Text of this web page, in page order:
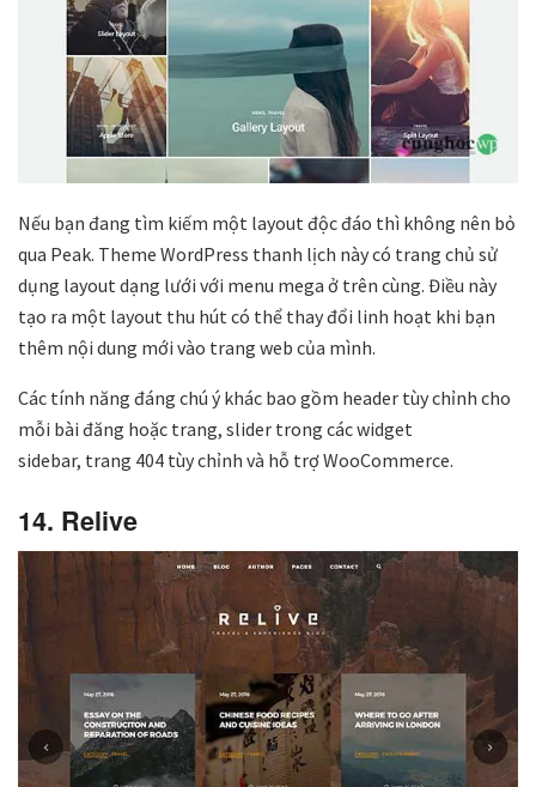
Nếu bạn đang tìm kiếm một layout độc đáo thì không nên bỏ
qua Peak. Theme WordPress thanh lịch này có trang chủ sử
dụng layout dạng lưới với menu mega ở trên cùng. Điều này
tạo ra một layout thu hút có thể thay đổi linh hoạt khi bạn
thêm nội dung mới vào trang web của mình.
Các tính năng đáng chú ý khác bao gồm header tùy chỉnh cho
mỗi bài đăng hoặc trang, slider trong các widget
sidebar, trang 404 tùy chỉnh và hỗ trợ WooCommerce.
14. Relive